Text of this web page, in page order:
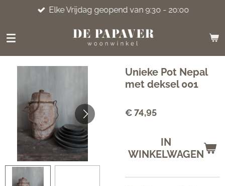
naar
hoofdinhoud
Elke Vrijdag geopend van 9:30 - 20:00
Unieke Pot Nepal
met deksel 001
€ 74,95
IN
WINKELWAGEN